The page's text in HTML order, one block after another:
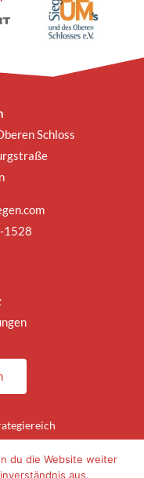
Schloss
1528
du die Website weiter
aus.